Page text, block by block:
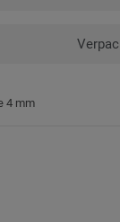
4 mm